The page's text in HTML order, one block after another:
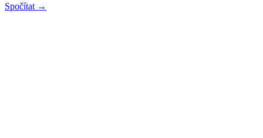
Spočítat →